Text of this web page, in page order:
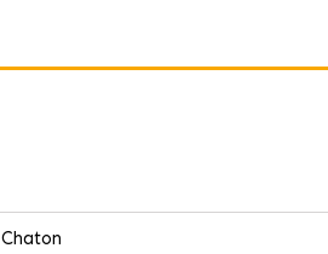
Chaton